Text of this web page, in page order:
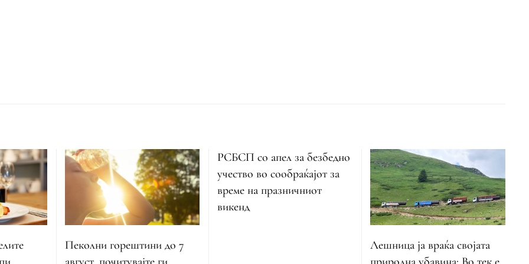
Пеколни горештини до 7
РСБСП со апел за безбедно
учество во сообраќајот за
време на празничниот
викенд
Лешница ја враќа својата